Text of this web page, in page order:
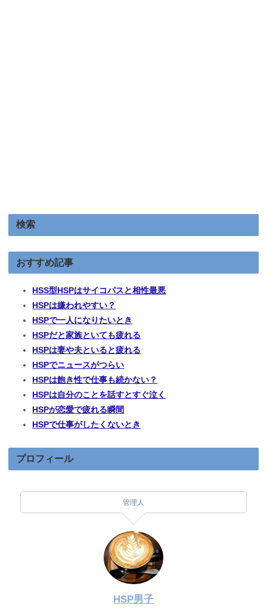
検索
おすすめ記事
HSS型HSPはサイコパスと相性最悪
HSPは嫌われやすい？
HSPで一人になりたいとき
HSPだと家族といても疲れる
HSPは妻や夫といると疲れる
HSPでニュースがつらい
HSPは飽き性で仕事も続かない？
HSPは自分のことを話すとすぐ泣く
HSPが恋愛で疲れる瞬間
HSPで仕事がしたくないとき
プロフィール
管理人
HSP男子